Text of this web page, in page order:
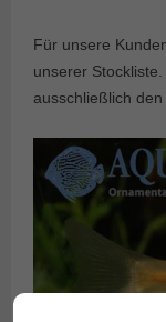
Für unsere
unserer
ausschließlich